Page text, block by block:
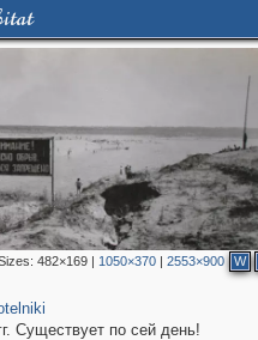
482×169 | 1050×370 |2553×900 W
Существует по сей день!